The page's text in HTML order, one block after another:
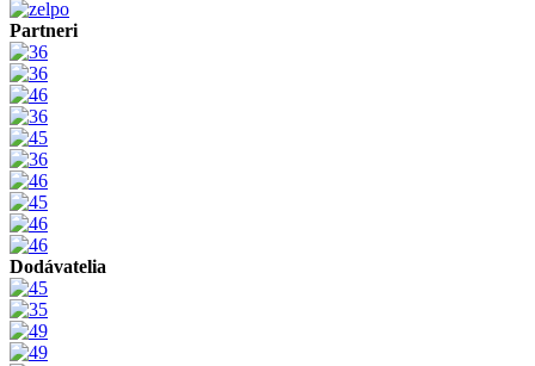
Partneri
Dodávatelia